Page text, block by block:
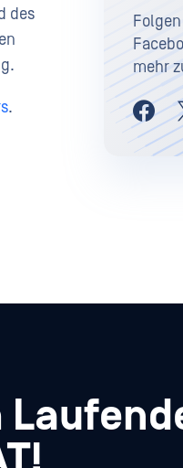
des
.
Folgen
mehr